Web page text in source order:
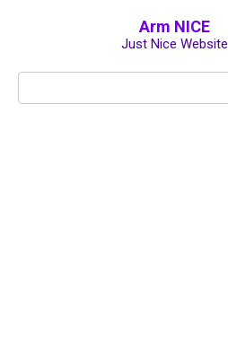
Arm NICE
Just Nice Website